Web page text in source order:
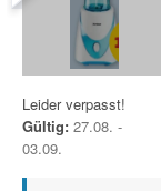
Leider verpasst!
Gültig: 27.08. -
03.09.